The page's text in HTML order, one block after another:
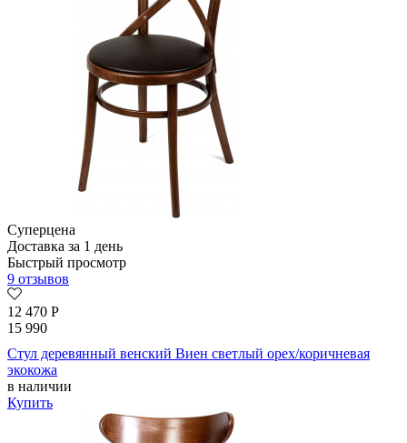
Суперцена
Доставка за 1 день
Быстрый просмотр
9 отзывов
12 470 Р
15 990
Стул деревянный венский Виен светлый орех/коричневая
экокожа
в наличии
Купить